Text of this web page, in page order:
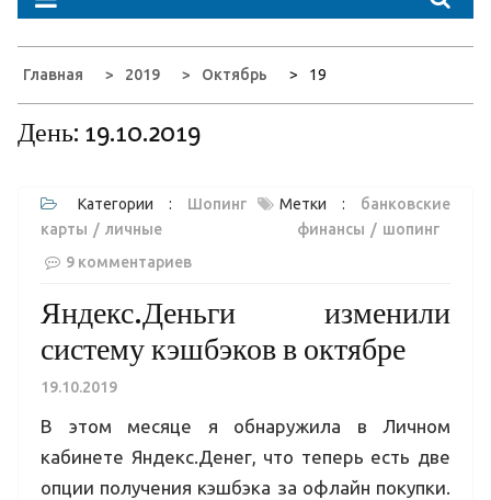
Главная 2019 Октябрь 19
День: 19.10.2019
Категории : Шопинг Метки : банковские
карты
личные финансы
шопинг
9 комментариев
Яндекс.Деньги изменили
систему кэшбэков в октябре
19.10.2019
В этом месяце я обнаружила в Личном
кабинете Яндекс.Денег, что теперь есть две
опции получения кэшбэка за офлайн покупки.